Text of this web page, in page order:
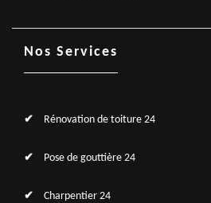
Nos Services
Rénovation de toiture 24
Pose de gouttière 24
Charpentier 24